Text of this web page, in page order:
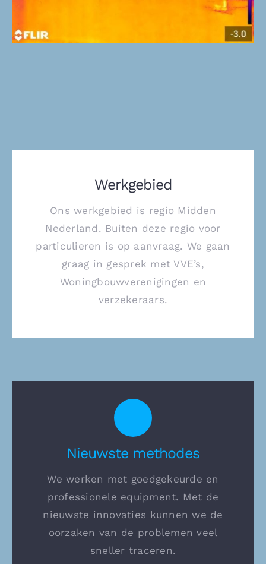
Werkgebied
Ons werkgebied is regio Midden
Nederland. Buiten deze regio voor
particulieren is op aanvraag. We gaan
graag in gesprek met VVE’s,
Woningbouwverenigingen en
verzekeraars.
Nieuwste methodes
We werken met goedgekeurde en
professionele equipment. Met de
nieuwste innovaties kunnen we de
oorzaken van de problemen veel
sneller traceren.